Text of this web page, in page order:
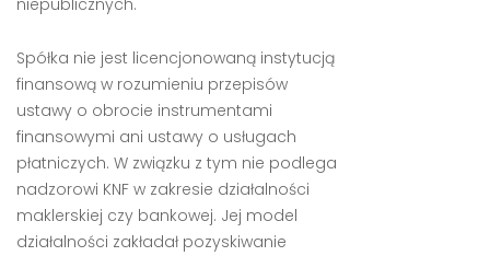
niepublicznych.
Spółka nie jest licencjonowaną instytucją
finansową w rozumieniu przepisów
ustawy o obrocie instrumentami
finansowymi ani ustawy o usługach
płatniczych. W związku z tym nie podlega
nadzorowi KNF w zakresie działalności
maklerskiej czy bankowej. Jej model
działalności zakładał pozyskiwanie